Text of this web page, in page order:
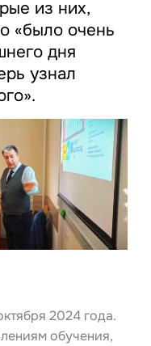
из них,
«было очень
дня
узнал
2024 года.
обучения,